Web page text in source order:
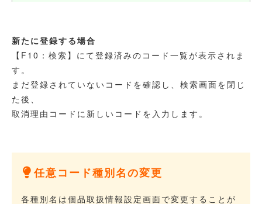
新たに登録する場合
【F10：検索】にて登録済みのコード一覧が表示されま
す。
まだ登録されていないコードを確認し、検索画面を閉じ
た後、
取消理由コードに新しいコードを入力します。
任意コード種別名の変更
各種別名は個品取扱情報設定画面で変更することが